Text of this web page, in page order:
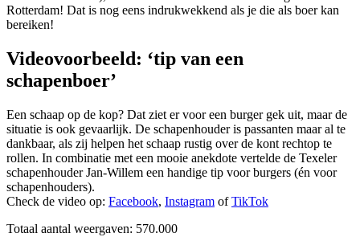
Rotterdam! Dat is nog eens indrukwekkend als je die als boer kan
bereiken!
Videovoorbeeld: ‘tip van een
schapenboer’
Een schaap op de kop? Dat ziet er voor een burger gek uit, maar de
situatie is ook gevaarlijk. De schapenhouder is passanten maar al te
dankbaar, als zij helpen het schaap rustig over de kont rechtop te
rollen. In combinatie met een mooie anekdote vertelde de Texeler
schapenhouder Jan-Willem een handige tip voor burgers (én voor
schapenhouders).
Check de video op: Facebook, Instagram ofTikTok
Totaal aantal weergaven: 570.000